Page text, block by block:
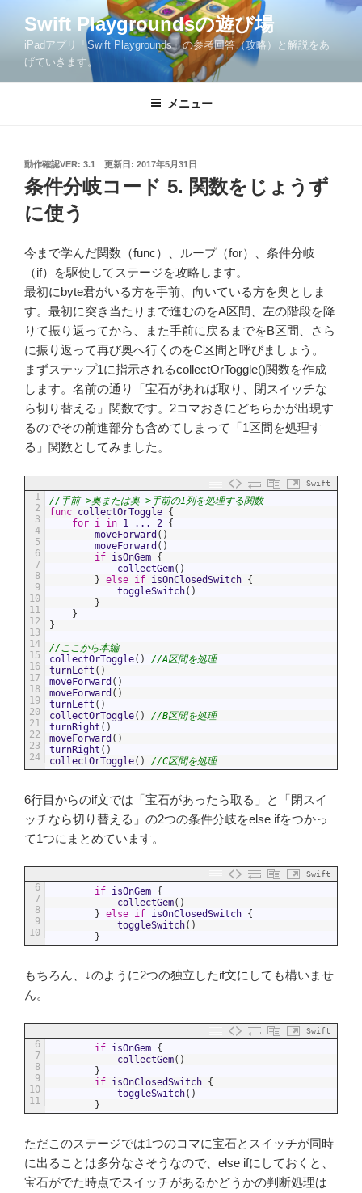
ツ
Swift Playgroundsの遊び場
iPadアプリ「Swift Playgrounds」の参考回答（攻略）と解説をあ
げていきます。
メニュー
動作確認VER: 3.1 更新日: 投
2017年5月31日
条件分岐コード 5. 関数をじょうず
に使う
今まで学んだ関数（func）、ループ（for）、条件分岐
（if）を駆使してステージを攻略します。
最初にbyte君がいる方を手前、向いている方を奥としま
す。最初に突き当たりまで進むのをA区間、左の階段を降
りて振り返ってから、また手前に戻るまでをB区間、さら
に振り返って再び奥へ行くのをC区間と呼びましょう。
まずステップ1に指示されるcollectOrToggle()関数を作成
します。名前の通り「宝石があれば取り、閉スイッチな
ら切り替える」関数です。2コマおきにどちらかが出現す
るのでその前進部分も含めてしまって「1区間を処理す
る」関数としてみました。
Swift
1
2
3
4
5
6
7
8
9
10
11
12
13
14
15
16
17
18
19
20
21
22
23
24
//手前->奥または奥->手前の1列を処理する関数
func collectOrToggle {
for i in 1 ... 2 {
moveForward ( )
moveForward ( )
if isOnGem {
collectGem( )
} else if isOnClosedSwitch {
toggleSwitch( )
}
}
}
//ここから本編
collectOrToggle( )
//A区間を処理
turnLeft ( )
moveForward ( )
moveForward ( )
turnLeft ( )
collectOrToggle( )
//B区間を処理
turnRight ( )
moveForward ( )
turnRight ( )
collectOrToggle( ) //C区間を処理
6行目からのif文では「宝石があったら取る」と「閉スイ
ッチなら切り替える」の2つの条件分岐をelse ifをつかっ
て1つにまとめています。
Swift
6
7
8
9
10
if isOnGem {
collectGem( )
} else if isOnClosedSwitch {
toggleSwitch( )
}
もちろん、↓のように2つの独立したif文にしても構いませ
ん。
Swift
6
7
8
9
10
11
if isOnGem {
collectGem( )
}
if isOnClosedSwitch {
toggleSwitch( )
}
ただこのステージでは1つのコマに宝石とスイッチが同時
に出ることは多分なさそうなので、else ifにしておくと、
宝石がでた時点でスイッチがあるかどうかの判断処理は